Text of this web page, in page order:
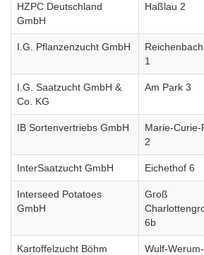
HZPC Deutschland
GmbH
Haßlau 2
I.G. Pflanzenzucht GmbH
1
I.G. Saatzucht GmbH &
Co. KG
Am Park 3
IB Sortenvertriebs GmbH
Marie-Curie-
2
InterSaatzucht GmbH Eichethof 6
Interseed Potatoes
GmbH
Groß
6b
Kartoffelzucht Böhm
Wulf-Werum-